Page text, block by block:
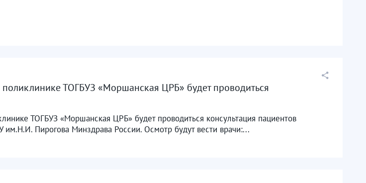
ТОГБУЗ «Моршанская ЦРБ» будет проводиться
ТОГБУЗ «Моршанская ЦРБ» будет проводиться консультация пациентов
Пирогова Минздрава России. Осмотр будут вести врачи:...